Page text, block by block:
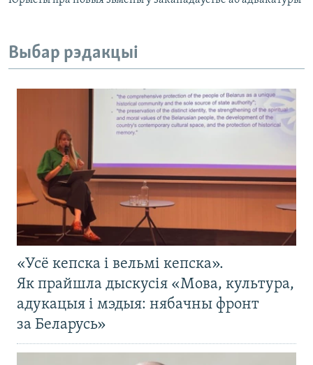
Выбар рэдакцыі
«Усё кепска і вельмі кепска».
Як прайшла дыскусія «Мова, культура,
адукацыя і мэдыя: нябачны фронт
за Беларусь»